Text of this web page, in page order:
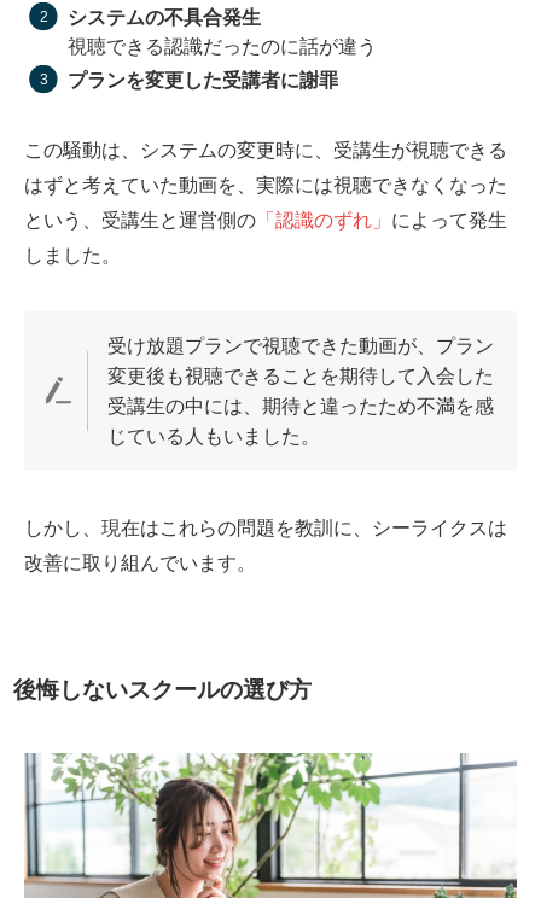
システムの不具合発生
視聴できる認識だったのに話が違う
プランを変更した受講者に謝罪
この騒動は、システムの変更時に、受講生が視聴できる
はずと考えていた動画を、実際には視聴できなくなった
という、受講生と運営側の 「認識のずれ」 によって発生
しました。
受け放題プランで視聴できた動画が、プラン
変更後も視聴できることを期待して入会した
受講生の中には、期待と違ったため不満を感
じている人もいました。
しかし、現在はこれらの問題を教訓に、シーライクスは
改善に取り組んでいます。
後悔しないスクールの選び方